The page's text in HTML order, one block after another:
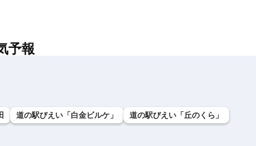
予報
道の駅びえい「白金ビルケ」
道の駅びえい「丘のくら」